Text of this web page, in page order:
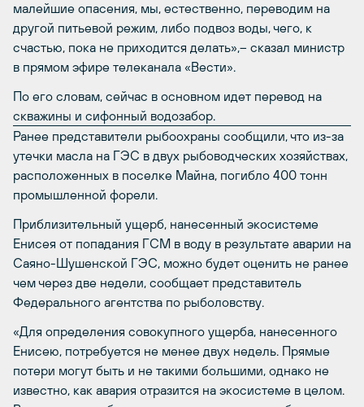
малейшие опасения, мы, естественно, переводим на
другой питьевой режим, либо подвоз воды, чего, к
счастью, пока не приходится делать»,– сказал министр
в прямом эфире телеканала «Вести».
По его словам, сейчас в основном идет перевод на
скважины и сифонный водозабор.
Ранее представители рыбоохраны сообщили, что из-за
утечки масла на ГЭС в двух рыбоводческих хозяйствах,
расположенных в поселке Майна, погибло 400 тонн
промышленной форели.
Приблизительный ущерб, нанесенный экосистеме
Енисея от попадания ГСМ в воду в результате аварии на
Саяно-Шушенской ГЭС, можно будет оценить не ранее
чем через две недели, сообщает представитель
Федерального агентства по рыболовству.
«Для определения совокупного ущерба, нанесенного
Енисею, потребуется не менее двух недель. Прямые
потери могут быть и не такими большими, однако не
известно, как авария отразится на экосистеме в целом.